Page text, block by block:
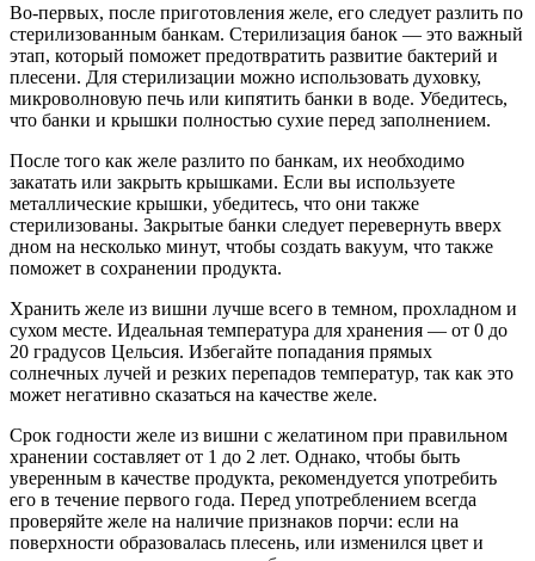
Во-первых, после приготовления желе, его следует разлить по
стерилизованным банкам. Стерилизация банок — это важный
этап, который поможет предотвратить развитие бактерий и
плесени. Для стерилизации можно использовать духовку,
микроволновую печь или кипятить банки в воде. Убедитесь,
что банки и крышки полностью сухие перед заполнением.
После того как желе разлито по банкам, их необходимо
закатать или закрыть крышками. Если вы используете
металлические крышки, убедитесь, что они также
стерилизованы. Закрытые банки следует перевернуть вверх
дном на несколько минут, чтобы создать вакуум, что также
поможет в сохранении продукта.
Хранить желе из вишни лучше всего в темном, прохладном и
сухом месте. Идеальная температура для хранения — от 0 до
20 градусов Цельсия. Избегайте попадания прямых
солнечных лучей и резких перепадов температур, так как это
может негативно сказаться на качестве желе.
Срок годности желе из вишни с желатином при правильном
хранении составляет от 1 до 2 лет. Однако, чтобы быть
уверенным в качестве продукта, рекомендуется употребить
его в течение первого года. Перед употреблением всегда
проверяйте желе на наличие признаков порчи: если на
поверхности образовалась плесень, или изменился цвет и